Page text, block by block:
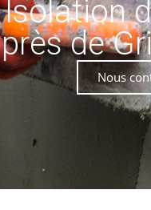
Isolation
près de
Nous